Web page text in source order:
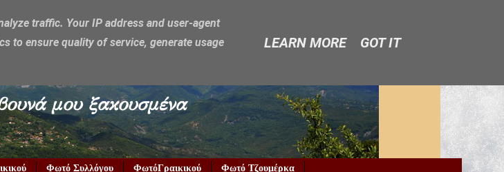
μου ξακουσμένα
Φωτό Συλλόγου ΦωτόΓραικικού Φωτό Τζουμέρκα
traffic. Your IP address and user-agent
to ensure quality of service, generate usage
LEARN MORE GOT IT